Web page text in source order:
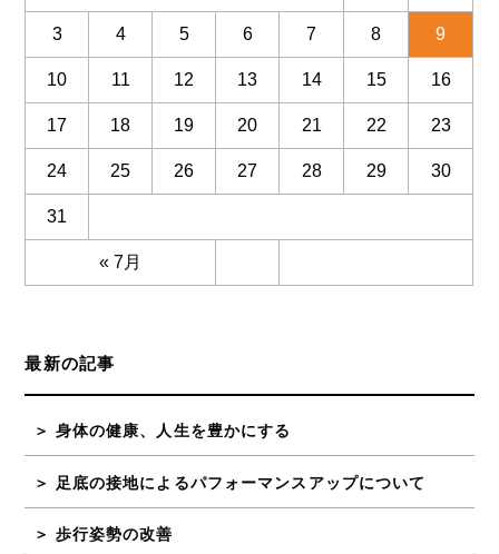
« 7月
3 4 5 6 7 8 9
10 11 12 13 14 15 16
17 18 19 20 21 22 23
24 25 26 27 28 29 30
31
最新の記事
身体の健康、人生を豊かにする
足底の接地によるパフォーマンスアップについて
歩行姿勢の改善